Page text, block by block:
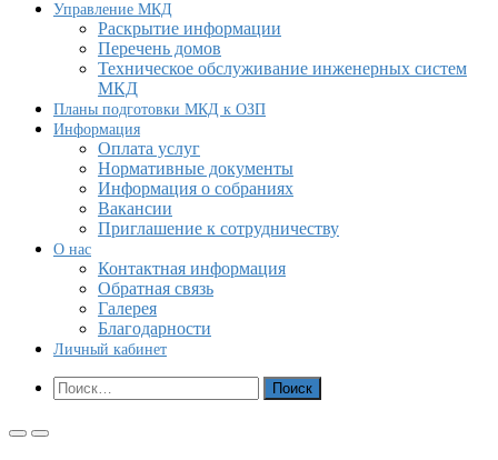
Управление МКД
Раскрытие информации
Перечень домов
Техническое обслуживание инженерных систем
МКД
Планы подготовки МКД к ОЗП
Информация
Оплата услуг
Нормативные документы
Информация о собраниях
Вакансии
Приглашение к сотрудничеству
О нас
Контактная информация
Обратная связь
Галерея
Благодарности
Личный кабинет
Показать
форму
Найти:
Основное
Основное